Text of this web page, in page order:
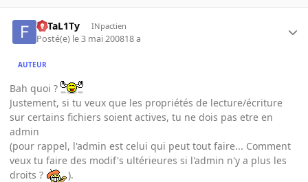
FaTaL1Ty INpactien
Posté(e) le 3 mai 200818 a
AUTEUR
Bah quoi ?
Justement, si tu veux que les propriétés de lecture/écriture
sur certains fichiers soient actives, tu ne dois pas etre en
admin
(pour rappel, l'admin est celui qui peut tout faire... Comment
veux tu faire des modif's ultérieures si l'admin n'y a plus les
droits ?
).